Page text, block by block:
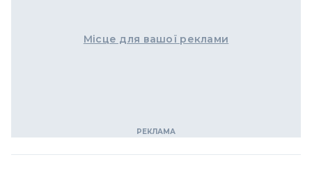
Місце для вашої реклами